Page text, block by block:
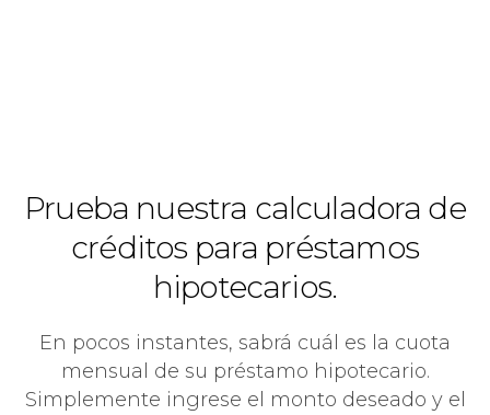
Prueba nuestra calculadora de
créditos para préstamos
hipotecarios.
En pocos instantes, sabrá cuál es la cuota
mensual de su préstamo hipotecario.
Simplemente ingrese el monto deseado y el